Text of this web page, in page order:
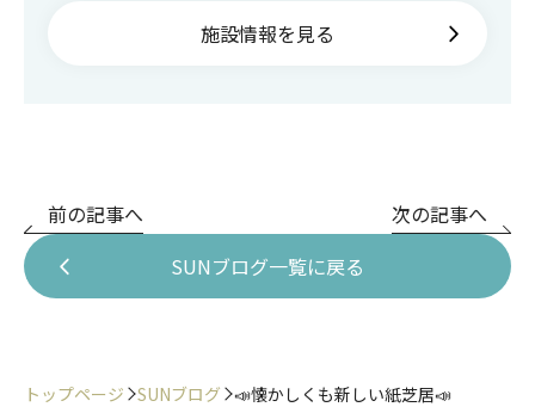
施設情報を見る
前の記事へ
SUNブログ一覧に戻る
次の記事へ
トップページ SUNブログ 📣懐かしくも新しい紙芝居📣